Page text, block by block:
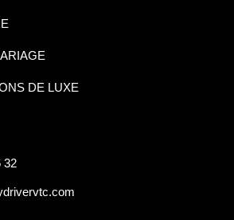
DE LUXE
32